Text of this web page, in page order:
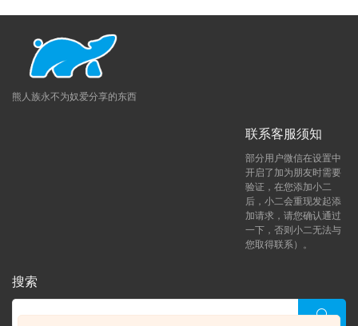
熊人族永不为奴爱分享的东西
联系客服须知
部分用户微信在设置中
开启了加为朋友时需要
验证，在您添加小二
后，小二会重现发起添
加请求，请您确认通过
一下，否则小二无法与
您取得联系）。
搜索